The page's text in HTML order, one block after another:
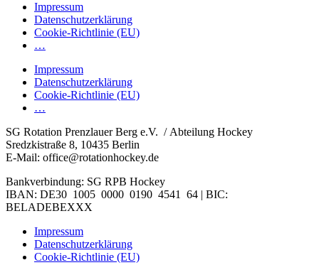
Impressum
Datenschutzerklärung
Cookie-Richtlinie (EU)
…
Impressum
Datenschutzerklärung
Cookie-Richtlinie (EU)
…
SG Rotation Prenzlauer Berg e.V. / Abteilung Hockey
Sredzkistraße 8, 10435 Berlin
E-Mail: office@rotationhockey.de
Bankverbindung: SG RPB Hockey
IBAN: DE30 1005 0000 0190 4541 64 | BIC:
BELADEBEXXX
Impressum
Datenschutzerklärung
Cookie-Richtlinie (EU)